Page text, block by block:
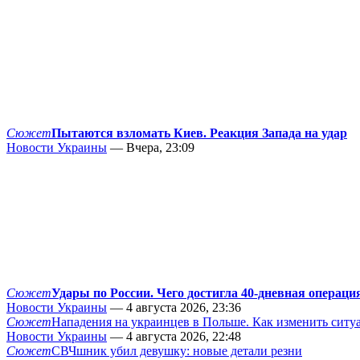
СюжетПытаются взломать Киев. Реакция Запада на удар
Новости Украины — Вчера, 23:09
СюжетУдары по России. Чего достигла 40-дневная
Новости Украины — 4 августа 2026, 23:36
СюжетНападения на украинцев в Польше. Как изменить
Новости Украины — 4 августа 2026, 22:48
СюжетСВЧшник убил девушку: новые детали резни